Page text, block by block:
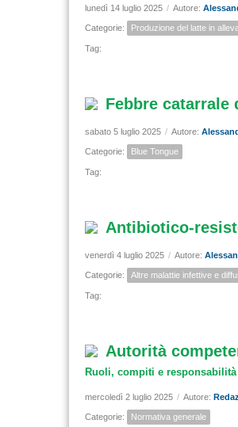
lunedì 14 luglio 2025 / Autore:
Categorie: Produzione del latte in
Tag:
Febbre catarrale
sabato 5 luglio 2025 / Autore:
Categorie: Blue Tongue
Tag:
Antibiotico-
venerdì 4 luglio 2025 / Autore:
Categorie: Altre malattie infettive e
Tag:
Autorità
Ruoli, compiti e responsabilità
mercoledì 2 luglio 2025 / Autore:
Categorie: Normativa generale